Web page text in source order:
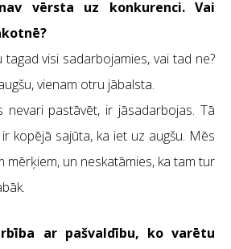
vērsta uz konkurenci. Vai
tagad visi sadarbojamies, vai tad ne?
vienam otru jābalsta.
nevari pastāvēt, ir jāsadarbojas. Tā
kopējā sajūta, ka iet uz augšu. Mēs
mērķiem, un neskatāmies, ka tam tur
ar pašvaldību, ko varētu